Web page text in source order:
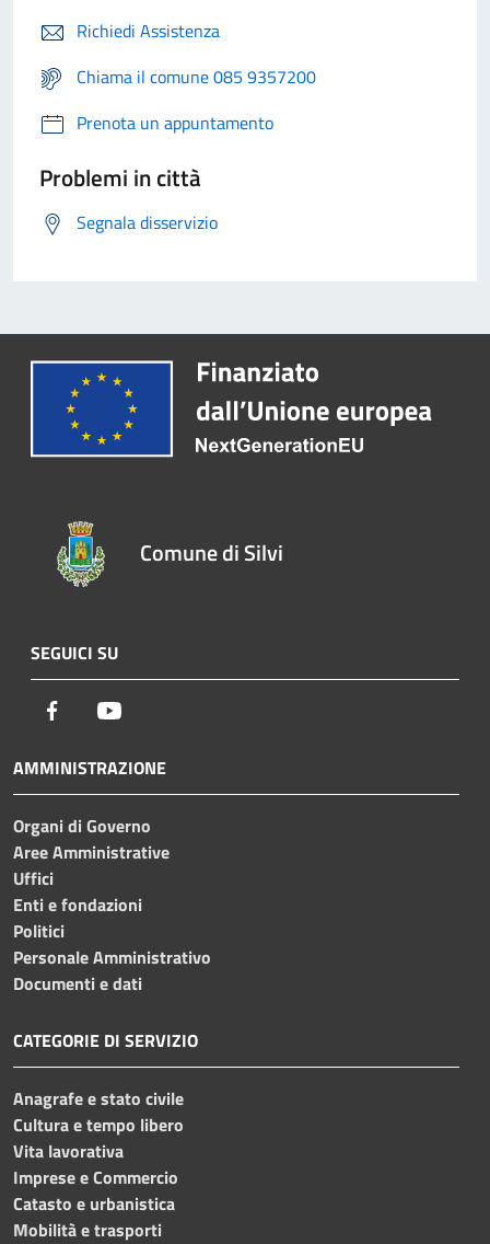
Richiedi Assistenza
Chiama il comune 085 9357200
Prenota un appuntamento
Problemi in città
Segnala disservizio
Comune di Silvi
SEGUICI SU
Facebook
AMMINISTRAZIONE
Organi di Governo
Aree Amministrative
Uffici
Enti e fondazioni
Politici
Personale Amministrativo
Documenti e dati
CATEGORIE DI SERVIZIO
Anagrafe e stato civile
Cultura e tempo libero
Vita lavorativa
Imprese e Commercio
Catasto e urbanistica
Mobilità e trasporti